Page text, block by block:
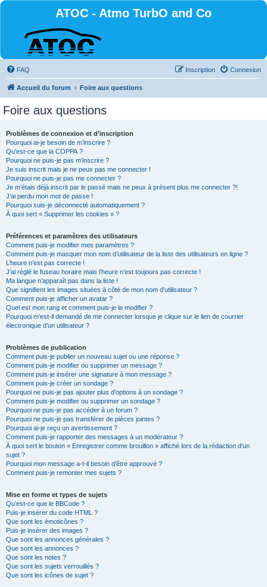
ATOC - Atmo TurbO and Co
FAQ Connexion
Inscription
Accueil du forum Foire aux questions
Foire aux questions
Problèmes de connexion et d’inscription
Pourquoi ai-je besoin de m’inscrire ?
Qu’est-ce que la COPPA ?
Pourquoi ne puis-je pas m’inscrire ?
Je suis inscrit mais je ne peux pas me connecter !
Pourquoi ne puis-je pas me connecter ?
Je m’étais déjà inscrit par le passé mais ne peux à présent plus me connecter ?!
J’ai perdu mon mot de passe !
Pourquoi suis-je déconnecté automatiquement ?
À quoi sert « Supprimer les cookies » ?
Préférences et paramètres des utilisateurs
Comment puis-je modifier mes paramètres ?
Comment puis-je masquer mon nom d’utilisateur de la liste des utilisateurs en ligne ?
L’heure n’est pas correcte !
J’ai réglé le fuseau horaire mais l’heure n’est toujours pas correcte !
Ma langue n’apparaît pas dans la liste !
Que signifient les images situées à côté de mon nom d’utilisateur ?
Comment puis-je afficher un avatar ?
Quel est mon rang et comment puis-je le modifier ?
Pourquoi m’est-il demandé de me connecter lorsque je clique sur le lien de courrier
électronique d’un utilisateur ?
Problèmes de publication
Comment puis-je publier un nouveau sujet ou une réponse ?
Comment puis-je modifier ou supprimer un message ?
Comment puis-je insérer une signature à mon message ?
Comment puis-je créer un sondage ?
Pourquoi ne puis-je pas ajouter plus d’options à un sondage ?
Comment puis-je modifier ou supprimer un sondage ?
Pourquoi ne puis-je pas accéder à un forum ?
Pourquoi ne puis-je pas transférer de pièces jointes ?
Pourquoi ai-je reçu un avertissement ?
Comment puis-je rapporter des messages à un modérateur ?
À quoi sert le bouton « Enregistrer comme brouillon » affiché lors de la rédaction d’un
sujet ?
Pourquoi mon message a-t-il besoin d’être approuvé ?
Comment puis-je remonter mes sujets ?
Mise en forme et types de sujets
Qu’est-ce que le BBCode ?
Puis-je insérer du code HTML ?
Que sont les émoticônes ?
Puis-je insérer des images ?
Que sont les annonces générales ?
Que sont les annonces ?
Que sont les notes ?
Que sont les sujets verrouillés ?
Que sont les icônes de sujet ?